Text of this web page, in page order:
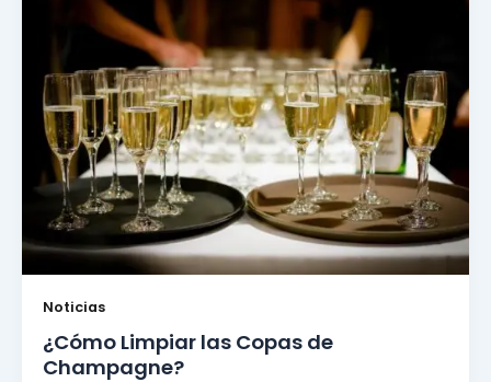
Noticias
¿Cómo Limpiar las Copas de
Champagne?